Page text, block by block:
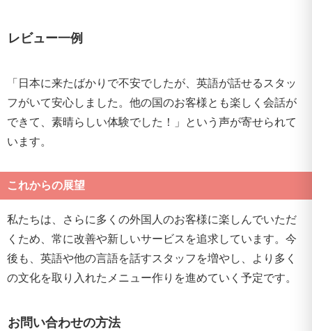
レビュー一例
「日本に来たばかりで不安でしたが、英語が話せるスタッ
フがいて安心しました。他の国のお客様とも楽しく会話が
できて、素晴らしい体験でした！」という声が寄せられて
います。
これからの展望
私たちは、さらに多くの外国人のお客様に楽しんでいただ
くため、常に改善や新しいサービスを追求しています。今
後も、英語や他の言語を話すスタッフを増やし、より多く
の文化を取り入れたメニュー作りを進めていく予定です。
お問い合わせの方法